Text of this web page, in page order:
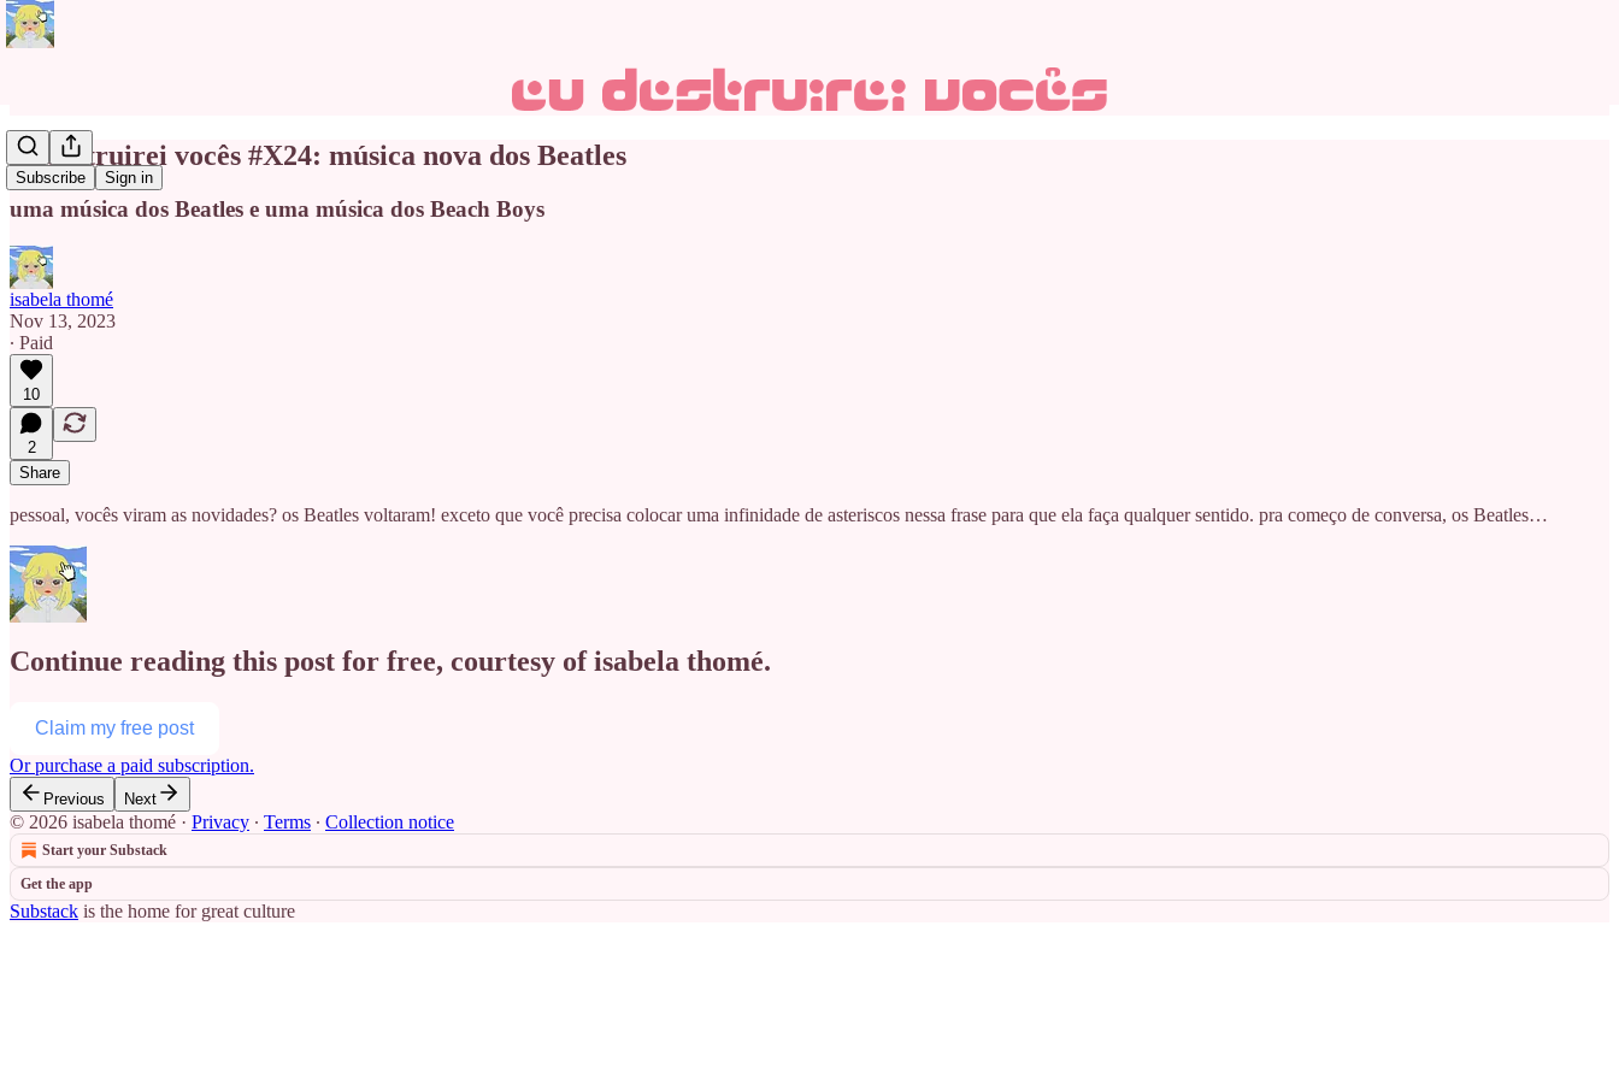
Subscribe Sign in
eu destruirei vocês #X24: música nova dos Beatles
uma música dos Beatles e uma música dos Beach Boys
isabela thomé
Nov 13, 2023
∙ Paid
10
2
Share
pessoal, vocês viram as novidades? os Beatles voltaram! exceto que você precisa colocar uma infinidade de asteriscos nessa frase para que ela faça qualquer sentido. pra começo de conversa, os Beatles…
Continue reading this post for free, courtesy of isabela thomé.
Claim my free post
Or purchase a paid subscription.
Previous Next
© 2026 isabela thomé · Privacy ∙ Terms ∙ Collection notice
Start your Substack
Get the app
Substack is the home for great culture